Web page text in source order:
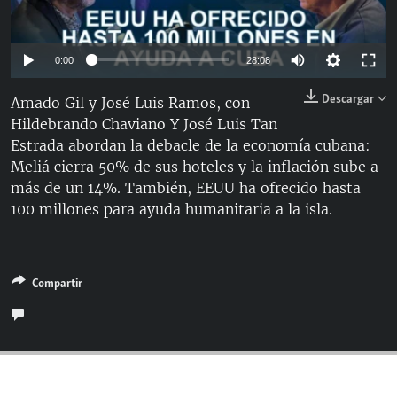
RADIO MARTÍ
ESPECIALES
ESPECIALES
LA REALIDAD DE LA VIVIENDA EN CUBA
SER VIEJO EN CUBA
KENTU-CUBANO
LOS SANTOS DE HIALEAH
MULTIMEDIA
EDITORIALES
SÍGUENOS Auto 360p
480p 720p
0:00 28:08
144p
360p
480p
720p
Descargar
Amado Gil y José Luis Ramos, con
Hildebrando Chaviano Y José Luis Tan
Estrada abordan la debacle de la economía cubana:
Meliá cierra 50% de sus hoteles y la inflación sube a
más de un 14%. También, EEUU ha ofrecido hasta
100 millones para ayuda humanitaria a la isla.
Compartir